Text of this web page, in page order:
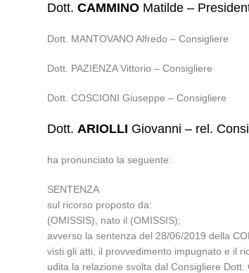
Dott.CAMMINO Matilde –
Dott. MANTOVANO Alfredo – Consigliere
Dott. PAZIENZA Vittorio – Consigliere
Dott. COSCIONI Giuseppe – Consigliere
Dott.ARIOLLI Giovanni – rel.
ha pronunciato la seguente:
SENTENZA
sul ricorso proposto da:
(OMISSIS), nato il (OMISSIS);
avverso la sentenza del 28/06/2019 della
visti gli atti, il provvedimento impugnato e il
udita la relazione svolta dal Consigliere Dott.